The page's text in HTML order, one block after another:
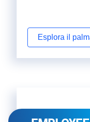
Esplora il